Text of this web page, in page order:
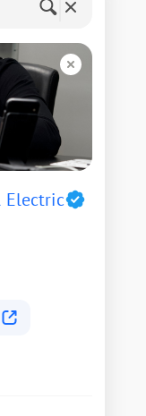
Electric